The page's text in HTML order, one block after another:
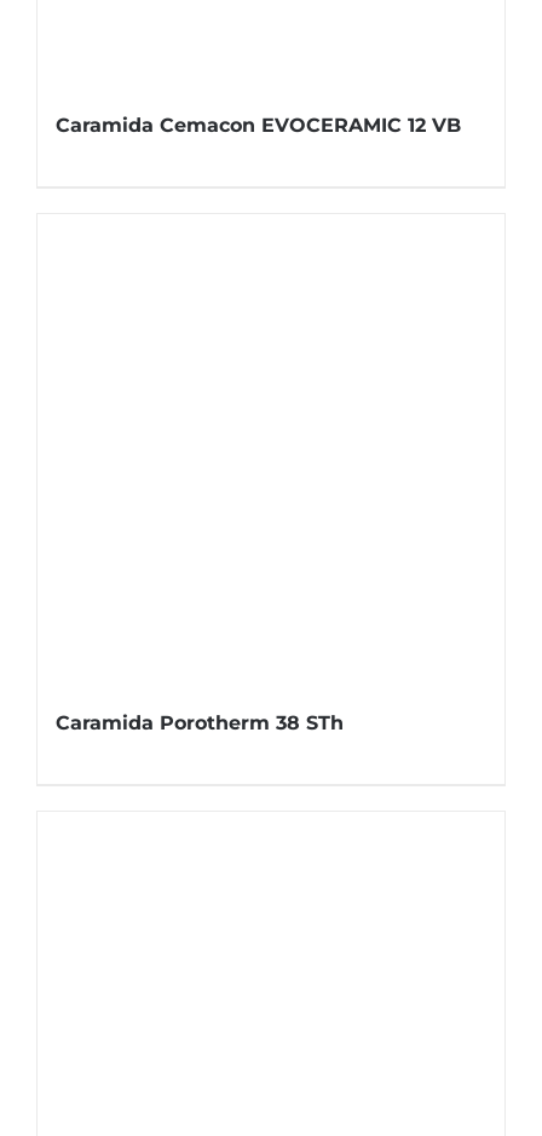
Caramida Cemacon EVOCERAMIC 12 VB
Caramida Porotherm 38 STh